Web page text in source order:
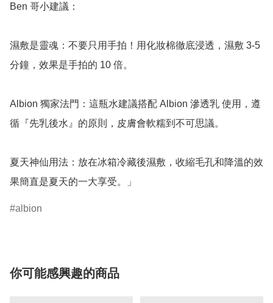
Ben 哥小建議：
濕敷是靈魂：不要只用手拍！用化妝棉徹底浸透，濕敷 3-5
分鐘，效果是手拍的 10 倍。
Albion 獨家法門：這瓶水建議搭配 Albion 滲透乳 使用，遵
循『先乳後水』的原則，皮膚會軟糯到不可思議。
夏天神仙用法：放在冰箱冷藏後濕敷，收縮毛孔和降溫的效
果簡直是夏天的一大享受。」
albion
你可能感興趣的商品